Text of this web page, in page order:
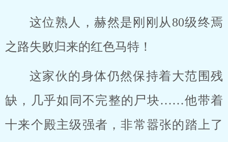
这位熟人，赫然是刚刚从80级终焉
之路失败归来的红色马特！
这家伙的身体仍然保持着大范围残
缺，几乎如同不完整的尸块……他带着
十来个殿主级强者，非常嚣张的踏上了